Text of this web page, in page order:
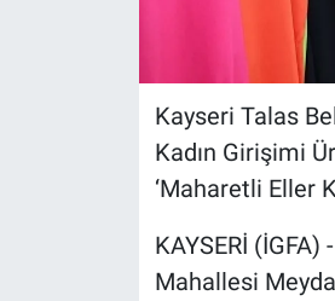
Kayseri Talas
Kadın Girişimi
‘Maharetli Eller
KAYSERİ
Mahallesi